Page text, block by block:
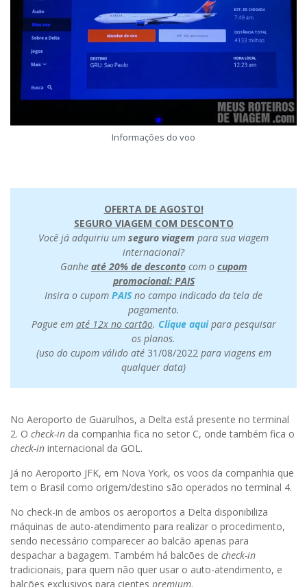
Informações do voo
OFERTA DE AGOSTO!
SEGURO VIAGEM COM DESCONTO
Você já adquiriu um seguro viagem para sua viagem
internacional?
Ganhe até 20% de descontocom o cupom
promocional: PAIS
Insira o cupom PAISno campo indicado da tela de
pagamento.
Pague em até 12x no cartão. Clique aquipara pesquisar
os planos.
(uso do cupom válido até 31/08/2022para viagens em
qualquer data)
No Aeroporto de Guarulhos, a Delta está presente no terminal
2. O check-in da companhia fica no setor C, onde também fica o
check-in internacional da GOL.
Já no Aeroporto JFK, em Nova York, os voos da companhia que
tem o Brasil como origem/destino são operados no terminal 4.
No check-in de ambos os aeroportos a Delta disponibiliza
máquinas de auto-atendimento para realizar o procedimento,
sendo necessário comparecer ao balcão apenas para
despachar a bagagem. Também há balcões de check-in
tradicionais, para quem não quer usar o auto-atendimento, e
balcões exclusivos para cientes premium.